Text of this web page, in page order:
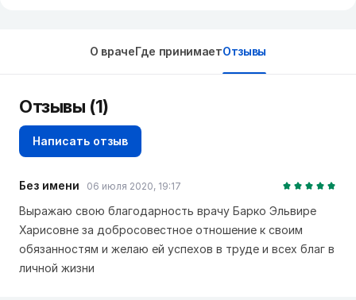
О врачеГде принимаетОтзывы
Отзывы (1)
Написать отзыв
Без имени 06 июля 2020, 19:17
Выражаю свою благодарность врачу Барко Эльвире
Харисовне за добросовестное отношение к своим
обязанностям и желаю ей успехов в труде и всех благ в
личной жизни